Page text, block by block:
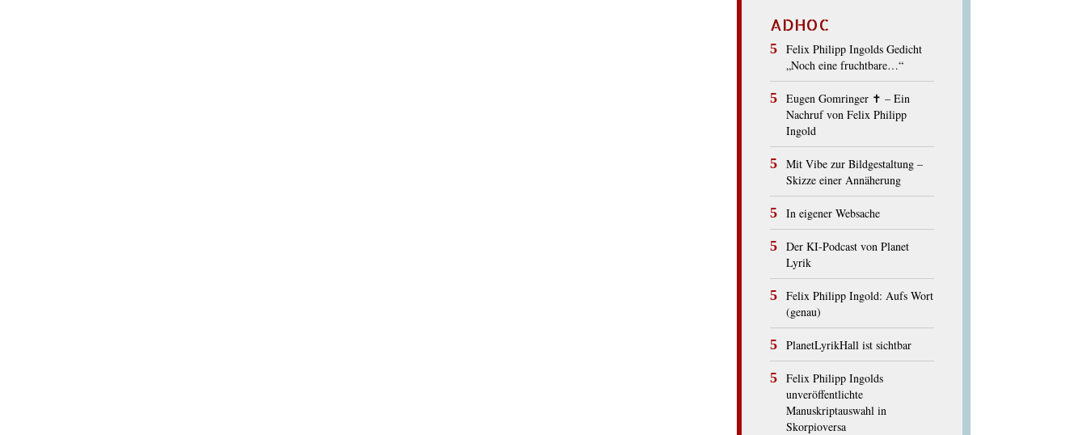
ADHOC
Felix Philipp Ingolds Gedicht
„Noch eine fruchtbare…“
Eugen Gomringer ✝︎ – Ein
Nachruf von Felix Philipp
Ingold
Mit Vibe zur Bildgestaltung –
Skizze einer Annäherung
In eigener Websache
Der KI-Podcast von Planet
Lyrik
Felix Philipp Ingold: Aufs Wort
(genau)
PlanetLyrikHall ist sichtbar
Felix Philipp Ingolds
unveröffentlichte
Manuskriptauswahl in
Skorpioversa